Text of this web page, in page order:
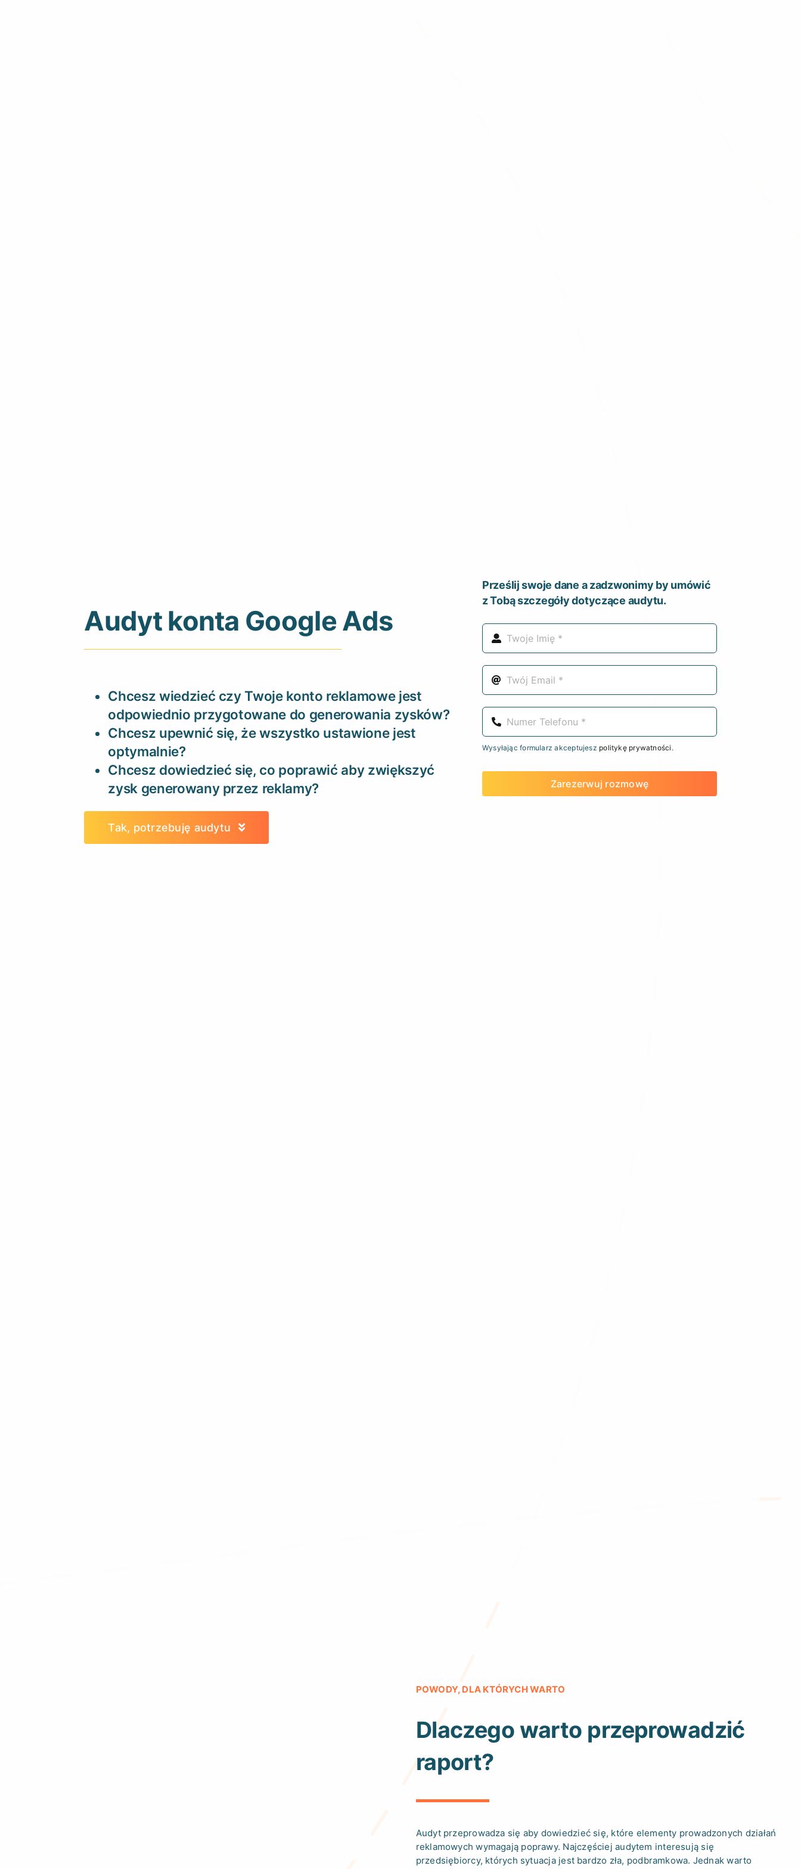
Audyt konta Google Ads
Chcesz wiedzieć czy Twoje konto reklamowe jest
odpowiednio przygotowane do generowania zysków?
Chcesz upewnić się, że wszystko ustawione jest
optymalnie?
Chcesz dowiedzieć się, co poprawić aby zwiększyć
zysk generowany przez reklamy?
Tak, potrzebuję audytu
Prześlij swoje dane a zadzwonimy by umówić
z Tobą szczegóły dotyczące audytu.
Wysyłając formularz akceptujesz politykę prywatności .
Zarezerwuj rozmowę
POWODY, DLA KTÓRYCH WARTO
Dlaczego warto przeprowadzić
raport?
Audyt przeprowadza się aby dowiedzieć się, które elementy prowadzonych działań
reklamowych wymagają poprawy. Najczęściej audytem interesują się
przedsiębiorcy, których sytuacja jest bardzo zła, podbramkowa. Jednak warto